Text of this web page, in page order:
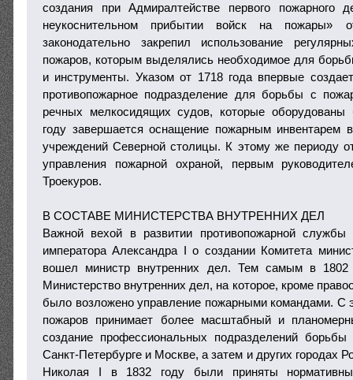
создания при Адмиралтействе первого
неукоснительном прибытии войск на
законодательно закрепил использование
пожаров, которым выделялись необходимое для
и инструменты. Указом от 1718 года впервые
противопожарное подразделение для борьбы с
речных мелкосидящих судов, которые оборудованы
году завершается оснащение пожарным инвентарем
учреждений Северной столицы. К этому же периоду
управления пожарной охраной, первым
Троекуров.
В СОСТАВЕ МИНИСТЕРСТВА ВНУТРЕННИХ ДЕЛ
Важной вехой в развитии противопожарной
императора Александра I о создании Комитета
вошел министр внутренних дел. Тем самым в 1802
Министерство внутренних дел, на которое, кроме
было возложено управление пожарными командами. С
пожаров принимает более масштабный и
создание профессиональных подразделений
Санкт-Петербурге и Москве, а затем и других городах
Николая І в 1832 году были приняты